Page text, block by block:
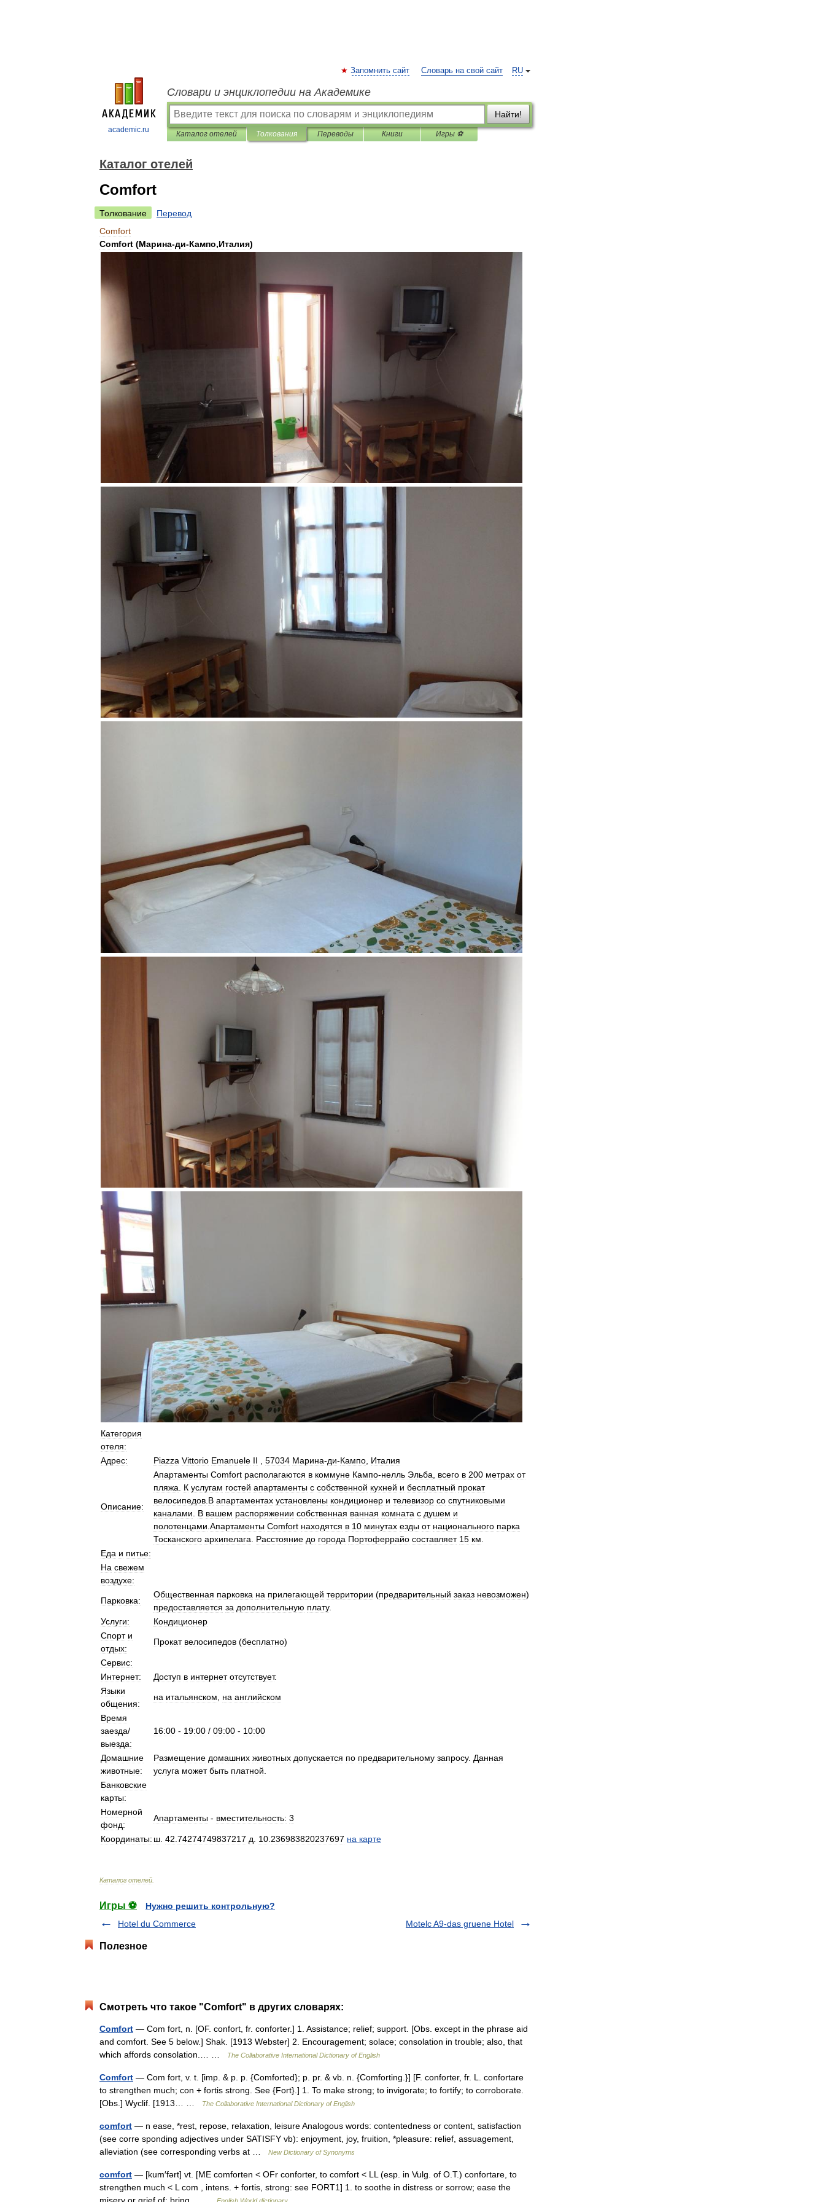
academic.ru
RU
Запомнить сайт Словарь на свой сайт
Словари и энциклопедии на Академике
Найти!
Каталог отелей Толкования Переводы Книги Игры ⚽
Каталог отелей
Comfort
Толкование
Перевод
Comfort
Comfort (Марина-ди-Кампо,Италия)
Категория
отеля:
Адрес:
Piazza Vittorio Emanuele II 57034 Марина-ди-Кампо Италия
Описание:
Апартаменты Comfort располагаются в коммуне Кампо-нелль Эльба всего в 200 метрах от
пляжа
К услугам гостей апартаменты с собственной кухней и бесплатный прокат
велосипедов В апартаментах установлены кондиционер и телевизор со спутниковыми
каналами
В вашем распоряжении собственная ванная комната с душем и
полотенцами Апартаменты Comfort находятся в 10 минутах езды от национального парка
Тосканского архипелага Расстояние до города Портоферрайо составляет 15 км
Еда и питье:
На свежем
воздухе:
Парковка:
Общественная парковка на прилегающей территории (предварительный заказ невозможен)
предоставляется за дополнительную плату.
Услуги:
Кондиционер
Спорт и
отдых:
Прокат велосипедов (бесплатно)
Сервис:
Интернет:
Доступ в интернет отсутствует.
Языки
общения:
на итальянском на английском
Время
заезда/
выезда:
16:00 - 19:00 / 09:00 - 10:00
Домашние
животные:
Размещение домашних животных допускается по предварительному запросу. Данная
услуга может быть платной
Банковские
карты:
Номерной
фонд:
Апартаменты - вместительность: 3
Координаты: ш 42 74274749837217 д 10 236983820237697 на карте
Каталог отелей
Игры ⚽
Нужно решить контрольную?
Hotel du Commerce
Motelc A9-das gruene Hotel
Полезное
Смотреть что такое "Comfort" в других словарях:
Comfort — Com fort, n. [OF. confort, fr. conforter.] 1. Assistance; relief; support. [Obs. except in the phrase aid
and comfort. See 5 below.] Shak. [1913 Webster] 2. Encouragement; solace; consolation in trouble; also, that
which affords consolation.… …
The Collaborative International Dictionary of English
Comfort — Com fort, v. t. [imp. & p. p. {Comforted}; p. pr. & vb. n. {Comforting.}] [F. conforter, fr. L. confortare
to strengthen much; con + fortis strong. See {Fort}.] 1. To make strong; to invigorate; to fortify; to corroborate.
[Obs.] Wyclif. [1913… …
The Collaborative International Dictionary of English
comfort — n ease, *rest, repose, relaxation, leisure Analogous words: contentedness or content, satisfaction
(see corre sponding adjectives under SATISFY vb): enjoyment, joy, fruition, *pleasure: relief, assuagement,
alleviation (see corresponding verbs at …
New Dictionary of Synonyms
comfort — [kum′fərt] vt. [ME comforten < OFr conforter, to comfort < LL (esp. in Vulg. of O.T.) confortare, to
strengthen much < L com , intens. + fortis, strong: see FORT1] 1. to soothe in distress or sorrow; ease the